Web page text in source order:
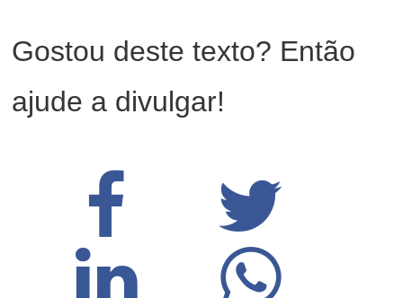
Gostou deste texto? Então
ajude a divulgar!